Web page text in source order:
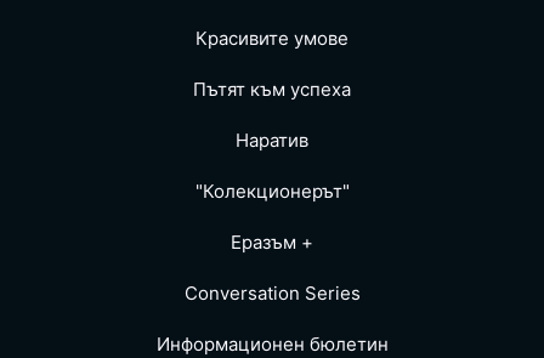
Красивите умове
Пътят към успеха
Наратив
"Колекционерът"
Еразъм +
Conversation Series
Информационен бюлетин